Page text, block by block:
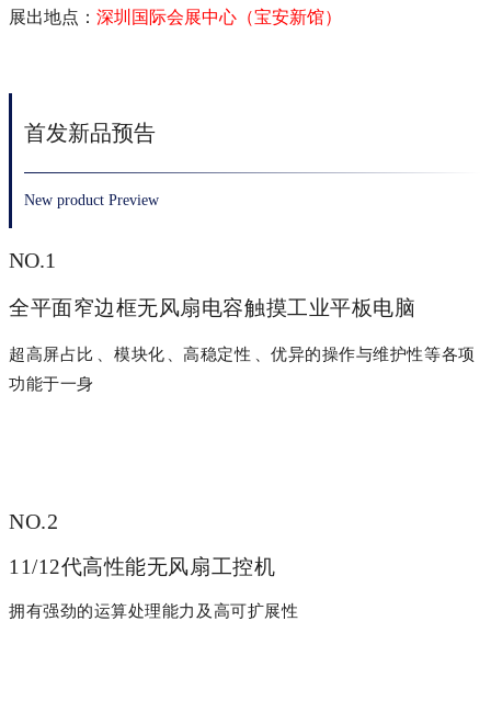
展出地点： 深圳国际会展中心（宝安新馆）
首发新品预告
New product Preview
NO.1
全平面窄边框无风扇电容触摸工业平板电脑
超高屏占比、模块化、高稳定性、优异的操作与维护性等各项
功能于一身
NO.2
11/12代高性能无风扇工控机
拥有强劲的运算处理能力及高可扩展性